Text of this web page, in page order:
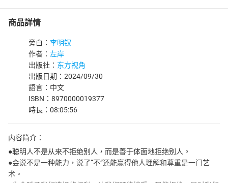
商品詳情
旁白： 李明钗
作者： 左岸
出版社： 东方视角
出版日期：2024/09/30
語言：中文
ISBN：8970000019377
時長：08:05:56
内容简介：
●聪明人不是从来不拒绝别人，而是善于体面地拒绝别人。
●会说不是一种能力，说了“不”还能赢得他人理解和尊重是一门艺
术。